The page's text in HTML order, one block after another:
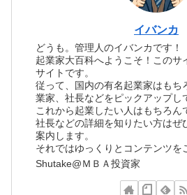
イバンカ
どうも。管理人のイバンカです！
起業家大百科へようこそ！このサ
サイトです。
従って、国内の有名起業家はもち
業家、社長などをピックアップし
これから起業したい人はもちろん
社長などの詳細を知りたい方はぜ
案内します。
それではゆっくりとコンテンツを
Shutake@ＭＢＡ投資家